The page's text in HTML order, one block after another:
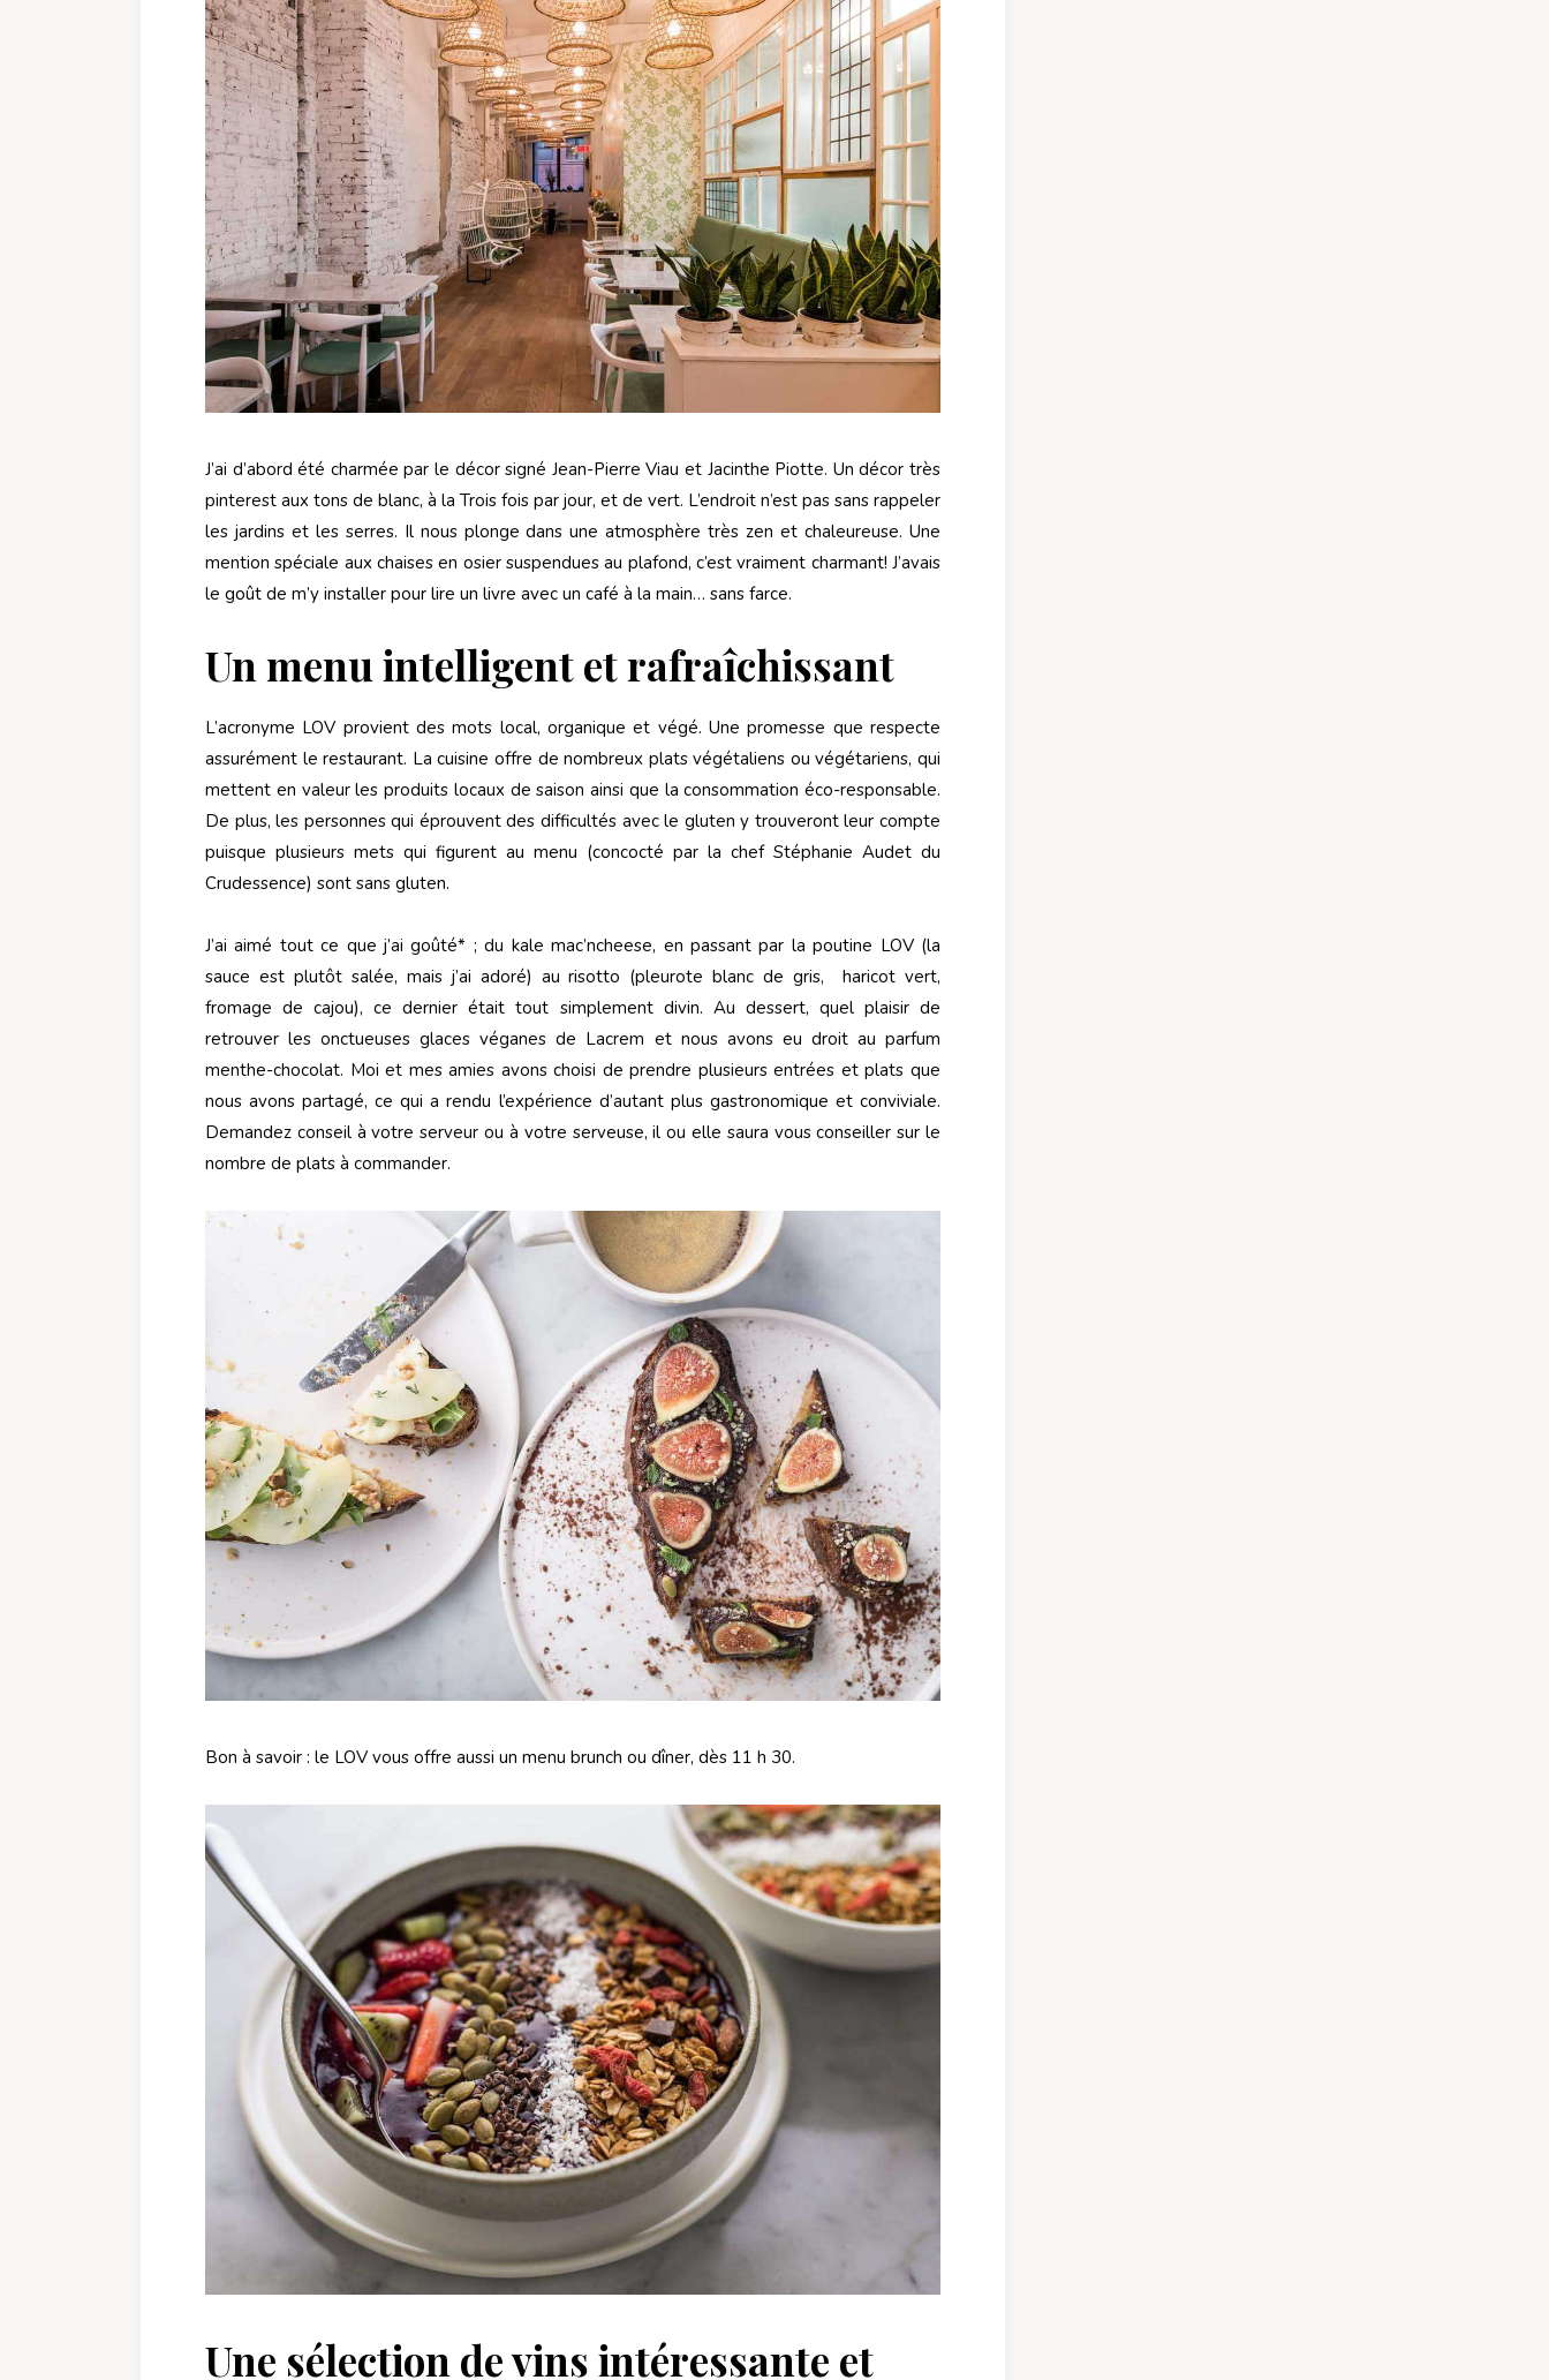
J’ai d’abord été charmée par le décor signé Jean-Pierre Viau et Jacinthe Piotte. Un décor très
pinterest aux tons de blanc, à la Trois fois par jour, et de vert. L’endroit n’est pas sans rappeler
les jardins et les serres. Il nous plonge dans une atmosphère très zen et chaleureuse. Une
mention spéciale aux chaises en osier suspendues au plafond, c’est vraiment charmant! J’avais
le goût de m’y installer pour lire un livre avec un café à la main… sans farce.
Un menu intelligent et rafraîchissant
L’acronyme LOV provient des mots local, organique et végé. Une promesse que respecte
assurément le restaurant. La cuisine offre de nombreux plats végétaliens ou végétariens, qui
mettent en valeur les produits locaux de saison ainsi que la consommation éco-responsable.
De plus, les personnes qui éprouvent des difficultés avec le gluten y trouveront leur compte
puisque plusieurs mets qui figurent au menu (concocté par la chef Stéphanie Audet du
Crudessence) sont sans gluten.
J’ai aimé tout ce que j’ai goûté* ; du kale mac’ncheese, en passant par la poutine LOV (la
sauce est plutôt salée, mais j’ai adoré) au risotto (pleurote blanc de gris, haricot vert,
fromage de cajou), ce dernier était tout simplement divin. Au dessert, quel plaisir de
retrouver les onctueuses glaces véganes de Lacrem et nous avons eu droit au parfum
menthe-chocolat. Moi et mes amies avons choisi de prendre plusieurs entrées et plats que
nous avons partagé, ce qui a rendu l’expérience d’autant plus gastronomique et conviviale.
Demandez conseil à votre serveur ou à votre serveuse, il ou elle saura vous conseiller sur le
nombre de plats à commander.
Bon à savoir : le LOV vous offre aussi un menu brunch ou dîner, dès 11 h 30.
Une sélection de vins intéressante et